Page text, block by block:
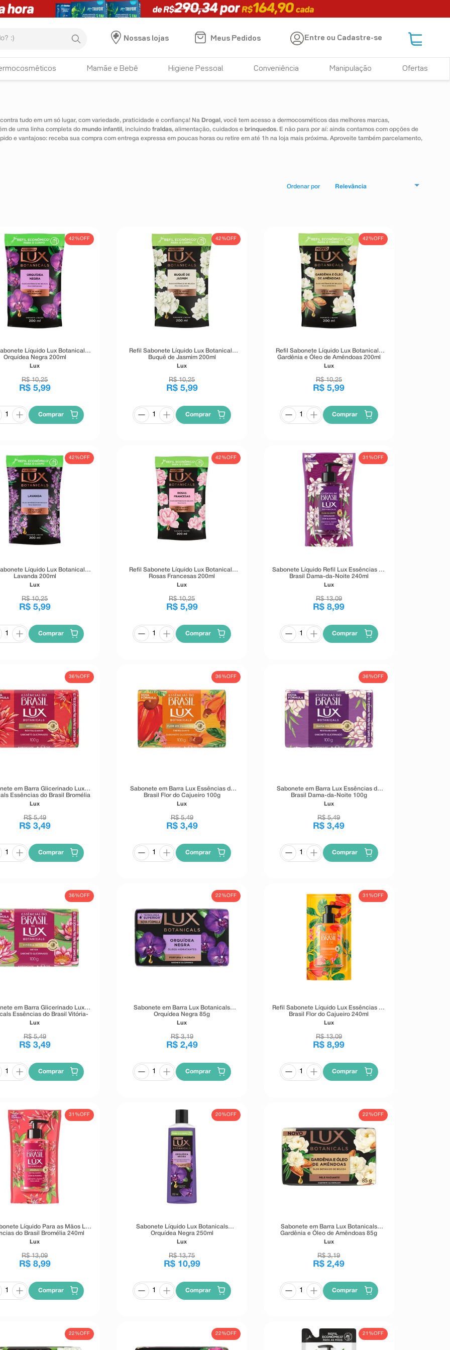
HISTÓRICO DE BUSCAS
Nossas lojas Meus Pedidos Entre ou Cadastre-se
Mamãe e Bebê Higiene Pessoal Conveniência Manipulação Ofertas
tudo em um só lugar, com variedade, praticidade e confiança! Na Drogal , você tem acesso a dermocosméticos das melhores marcas,
de uma linha completa do mundo infantil , incluindo fraldas, alimentação, cuidados e brinquedos. E não para por aí: ainda contamos com opções de
e vantajoso: receba sua compra com entrega expressa em poucas horas ou retire em até 1h na loja mais próxima. Aproveite também parcelamento,
Relevância
42%OFF
Líquido Lux Botanicals
Orquídea Negra 200ml
Lux
R$ 10,25
R$ 5,99
Comprar
42%OFF
Refil Sabonete Líquido Lux Botanicals
Buquê de Jasmim 200ml
Lux
R$ 10,25
R$ 5,99
Comprar
42%OFF
Refil Sabonete Líquido Lux Botanicals
Gardênia e Óleo de Amêndoas 200ml
Lux
R$ 10,25
R$ 5,99
Comprar
42%OFF
Líquido Lux Botanicals
Lavanda 200ml
Lux
R$ 10,25
R$ 5,99
Comprar
42%OFF
Refil Sabonete Líquido Lux Botanicals
Rosas Francesas 200ml
Lux
R$ 10,25
R$ 5,99
Comprar
31%OFF
Sabonete Líquido Refil Lux Essências do
Brasil Dama-da-Noite 240ml
Lux
R$ 13,09
R$ 8,99
Comprar
36%OFF
em Barra Glicerinado Lux
Essências do Brasil Bromélia
100g
Lux
R$ 5,49
R$ 3,49
Comprar
36%OFF
Sabonete em Barra Lux Essências do
Brasil Flor do Cajueiro 100g
Lux
R$ 5,49
R$ 3,49
Comprar
36%OFF
Sabonete em Barra Lux Essências do
Brasil Dama-da-Noite 100g
Lux
R$ 5,49
R$ 3,49
Comprar
36%OFF
em Barra Glicerinado Lux
Essências do Brasil Vitória-
Régia 100g
Lux
R$ 5,49
R$ 3,49
Comprar
22%OFF
Sabonete em Barra Lux Botanicals
Orquídea Negra 85g
Lux
R$ 3,19
R$ 2,49
Comprar
31%OFF
Refil Sabonete Líquido Lux Essências do
Brasil Flor do Cajueiro 240ml
Lux
R$ 13,09
R$ 8,99
Comprar
31%OFF
Líquido Para as Mãos Lux
do Brasil Bromélia 240ml
Lux
R$ 13,09
R$ 8,99
Comprar
20%OFF
Sabonete Líquido Lux Botanicals
Orquídea Negra 250ml
Lux
R$ 13,75
R$ 10,99
Comprar
22%OFF
Sabonete em Barra Lux Botanicals
Gardênia e Óleo de Amêndoas 85g
Lux
R$ 3,19
R$ 2,49
Comprar
22%OFF 22%OFF 21%OFF